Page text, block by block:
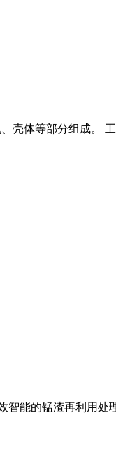
壳体等部分组成。
智能的锰渣再利用处